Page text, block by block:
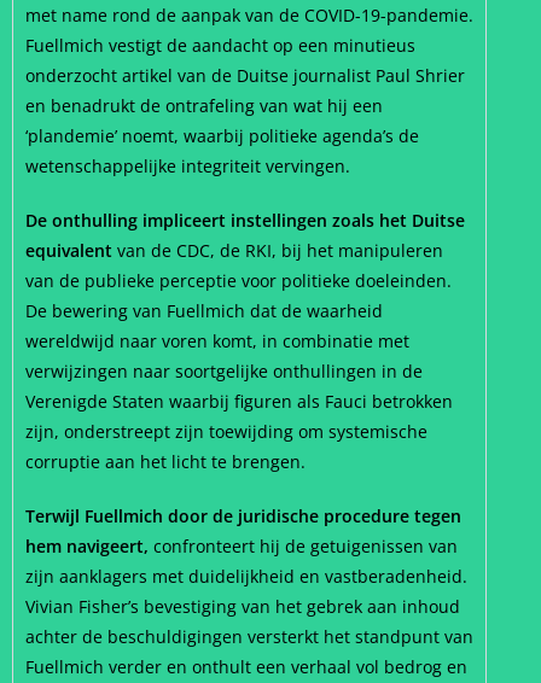
met name rond de aanpak van de COVID-19-pandemie.
Fuellmich vestigt de aandacht op een minutieus
onderzocht artikel van de Duitse journalist Paul Shrier
en benadrukt de ontrafeling van wat hij een
‘plandemie’ noemt, waarbij politieke agenda’s de
wetenschappelijke integriteit vervingen.
De onthulling impliceert instellingen zoals het Duitse
equivalent van de CDC, de RKI, bij het manipuleren
van de publieke perceptie voor politieke doeleinden.
De bewering van Fuellmich dat de waarheid
wereldwijd naar voren komt, in combinatie met
verwijzingen naar soortgelijke onthullingen in de
Verenigde Staten waarbij figuren als Fauci betrokken
zijn, onderstreept zijn toewijding om systemische
corruptie aan het licht te brengen.
Terwijl Fuellmich door de juridische procedure tegen
hem navigeert, confronteert hij de getuigenissen van
zijn aanklagers met duidelijkheid en vastberadenheid.
Vivian Fisher’s bevestiging van het gebrek aan inhoud
achter de beschuldigingen versterkt het standpunt van
Fuellmich verder en onthult een verhaal vol bedrog en